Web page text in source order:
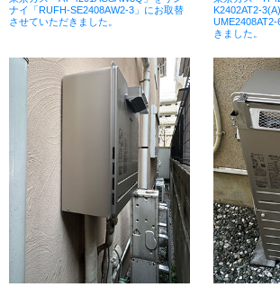
ナイ「RUFH-SE2408AW2-3」にお取替
させていただきました。
K2402AT2-
きました。